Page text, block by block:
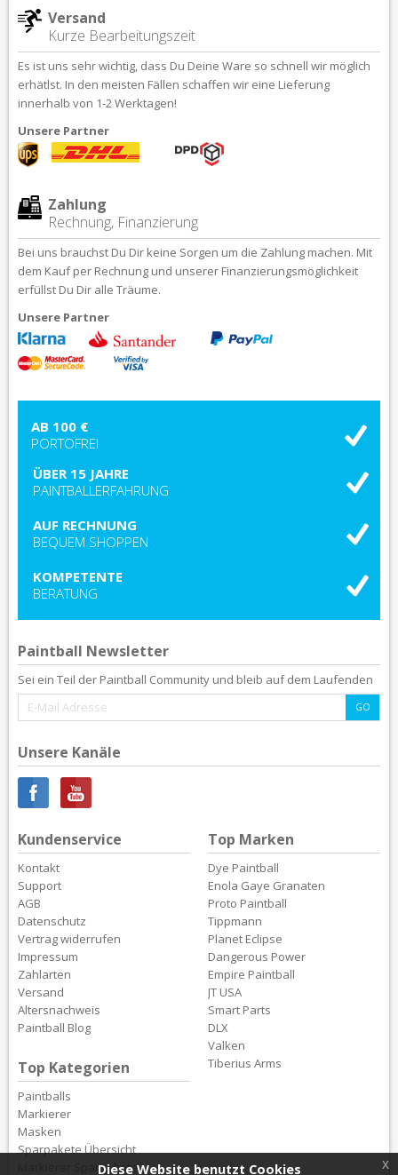
Versand
Kurze Bearbeitungszeit
Es ist uns sehr wichtig, dass Du Deine Ware so schnell wir möglich
erhätlst. In den meisten Fällen schaffen wir eine Lieferung
innerhalb von 1-2 Werktagen!
Unsere Partner
Zahlung
Rechnung, Finanzierung
Bei uns brauchst Du Dir keine Sorgen um die Zahlung machen. Mit
dem Kauf per Rechnung und unserer Finanzierungsmöglichkeit
erfüllst Du Dir alle Träume.
Unsere Partner
AB 100 €
PORTOFREI
ÜBER 15 JAHRE
PAINTBALLERFAHRUNG
AUF RECHNUNG
BEQUEM SHOPPEN
KOMPETENTE
BERATUNG
Paintball Newsletter
Sei ein Teil der Paintball Community und bleib auf dem Laufenden
Unsere Kanäle
Kundenservice
Kontakt
Support
AGB
Datenschutz
Vertrag widerrufen
Impressum
Zahlarten
Versand
Altersnachweis
Paintball Blog
Top Kategorien
Paintballs
Markierer
Masken
Sparpakete Übersicht
Markierer Sparpakete
Top Marken
Dye Paintball
Enola Gaye Granaten
Proto Paintball
Tippmann
Planet Eclipse
Dangerous Power
Empire Paintball
JT USA
Smart Parts
DLX
Valken
Tiberius Arms
Diese Website benutzt Cookies x